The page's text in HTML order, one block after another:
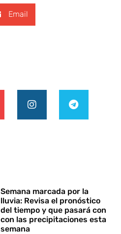
Email
Semana marcada por la
lluvia: Revisa el pronóstico
del tiempo y que pasará con
con las precipitaciones esta
semana